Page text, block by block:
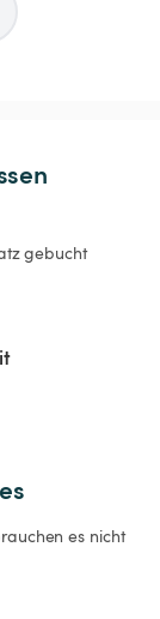
gebucht
es nicht